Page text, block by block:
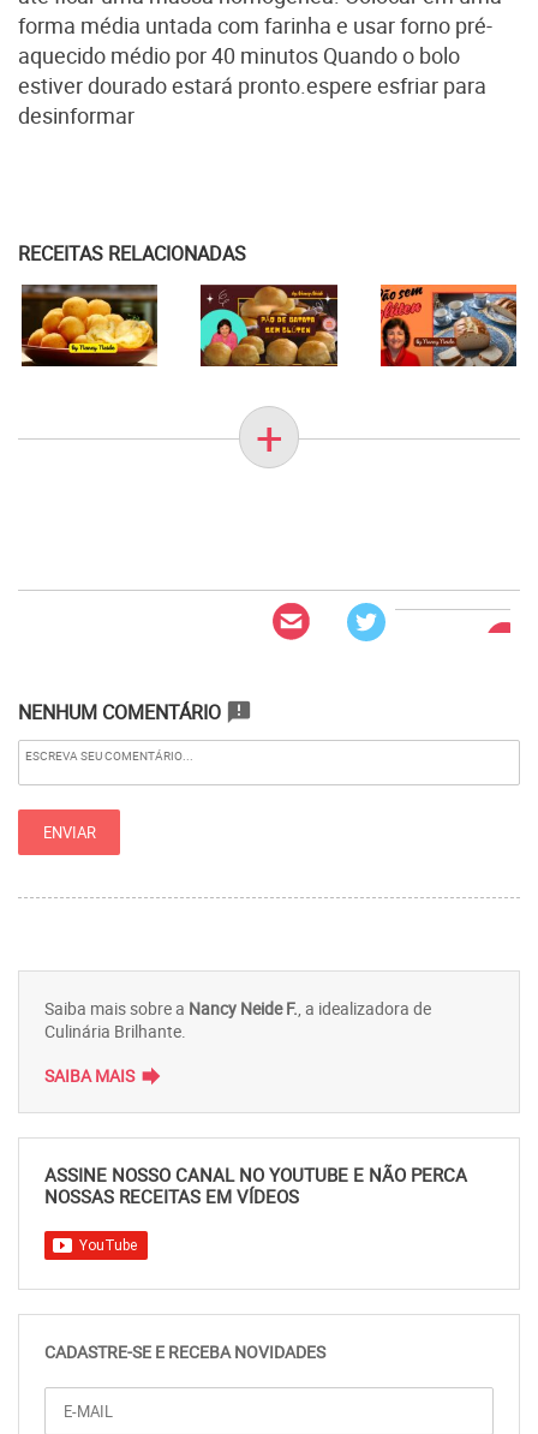
forma média untada com farinha e usar forno pré-
aquecido médio por 40 minutos Quando o bolo
estiver dourado estará pronto.espere esfriar para
desinformar
RECEITAS RELACIONADAS
+
NENHUM COMENTÁRIO announcement
Saiba mais sobre a Nancy Neide F., a idealizadora de
Culinária Brilhante.
SAIBA MAIS forward
ASSINE NOSSO CANAL NO YOUTUBE E NÃO PERCA
NOSSAS RECEITAS EM VÍDEOS
CADASTRE-SE E RECEBA NOVIDADES